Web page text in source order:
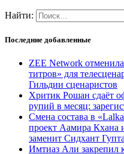
Найти:
Последние добавленные
ZEE Network
титров» для
Гильдии сценаристов
Хритик Рошан сдаёт
рупий в месяц:
Смена состава в
проект Аамира
заменит Сидхант Гупта
Имтиаз Али закрепил